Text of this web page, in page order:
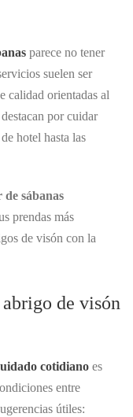
parece no tener
suelen ser
calidad orientadas al
por cuidar
hotel hasta las
sábanas
prendas más
de visón con la
de visón
cotidiano es
entre
útiles: